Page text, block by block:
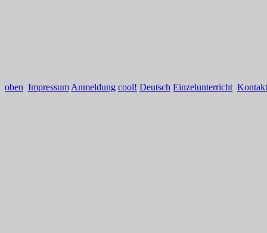
oben Impressum Anmeldung cool! Deutsch Einzelunterricht Kontakt